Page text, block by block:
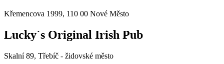
Křemencova 1999, 110 00 Nové Město
Lucky´s Original Irish Pub
Skalní 89, Třebíč - židovské město